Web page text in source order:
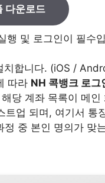
다운로드
행 및 로그인이 필수
치합니다. (iOS /
따라 NH 콕뱅크 로그
당 계좌 목록이 메인
업 되며, 여기서 통
중 본인 명의가 맞